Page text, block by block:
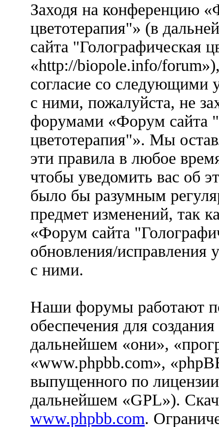
Заходя на конференцию
цветотерапия"» (в
сайта "Голографическая
«http://biopole.info/
согласие со следующими
с ними, пожалуйста, не
форумами «Форум сайта
цветотерапия"». Мы
эти правила в любое
чтобы уведомить вас об
было бы разумным
предмет изменений, так
«Форум сайта
обновления/исправления
с ними.
Наши форумы работают
обеспечения для
дальнейшем «они»,
«www.phpbb.com»,
выпущенного по
дальнейшем «GPL»).
www.phpbb.com.